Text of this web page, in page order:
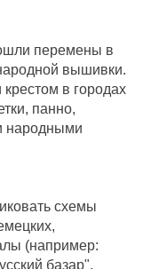
перемены в
вышивки.
в городах
панно,
народными
схемы
(например:
базар",